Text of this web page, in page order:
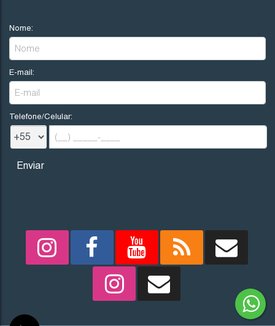
Nome:
E-mail:
Telefone/Celular: